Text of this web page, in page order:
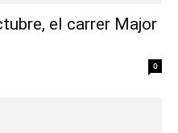
el carrer Major
0